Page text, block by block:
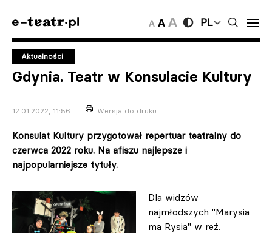
PL
Aktualności
Gdynia. Teatr w Konsulacie Kultury
12.01.2022, 11:56 Wersja do druku
Konsulat Kultury przygotował repertuar teatralny do
czerwca 2022 roku. Na afiszu najlepsze i
najpopularniejsze tytuły.
Dla widzów
najmłodszych "Marysia
ma Rysia" w reż.